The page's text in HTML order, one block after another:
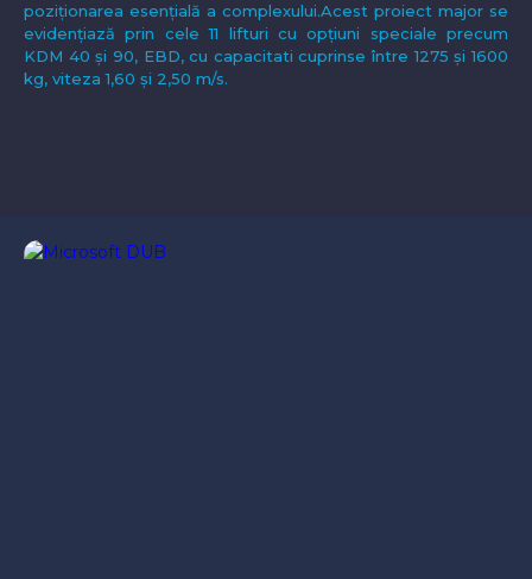
poziționarea esențială a complexului.Acest proiect major se
evidențiază prin cele 11 lifturi cu opțiuni speciale precum
KDM 40 și 90, EBD, cu capacitati cuprinse între 1275 și 1600
kg, viteza 1,60 și 2,50 m/s.